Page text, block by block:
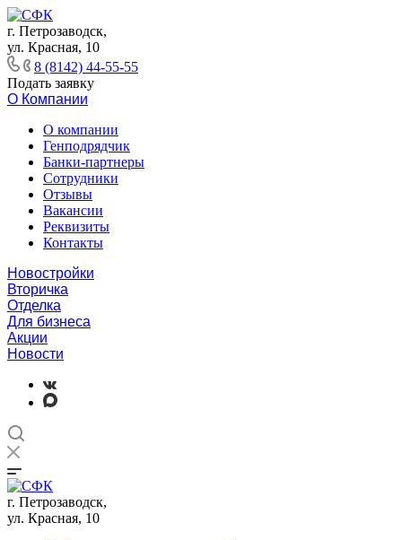
г. Петрозаводск,
ул. Красная, 10
8 (8142) 44-55-55
Подать заявку
О Компании
О компании
Генподрядчик
Банки-партнеры
Сотрудники
Отзывы
Вакансии
Реквизиты
Контакты
Новостройки
Вторичка
Отделка
Для бизнеса
Акции
Новости
г. Петрозаводск,
ул. Красная, 10